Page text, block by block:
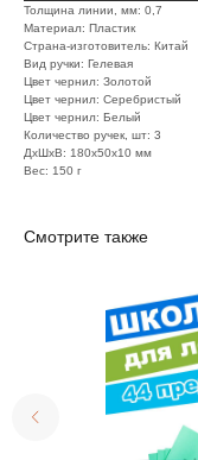
Толщина линии, мм: 0,7
Материал: Пластик
Страна-изготовитель: Китай
Вид ручки: Гелевая
Цвет чернил: Золотой
Цвет чернил: Серебристый
Цвет чернил: Белый
Количество ручек, шт: 3
ДxШxВ: 180x50x10 мм
Вес: 150 г
Смотрите также
+7 (495) 221-65-62